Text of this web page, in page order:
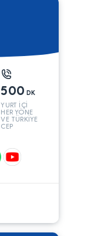
500 DK
YURT İÇİ
HER YÖNE
VE TÜRKİYE
CEP